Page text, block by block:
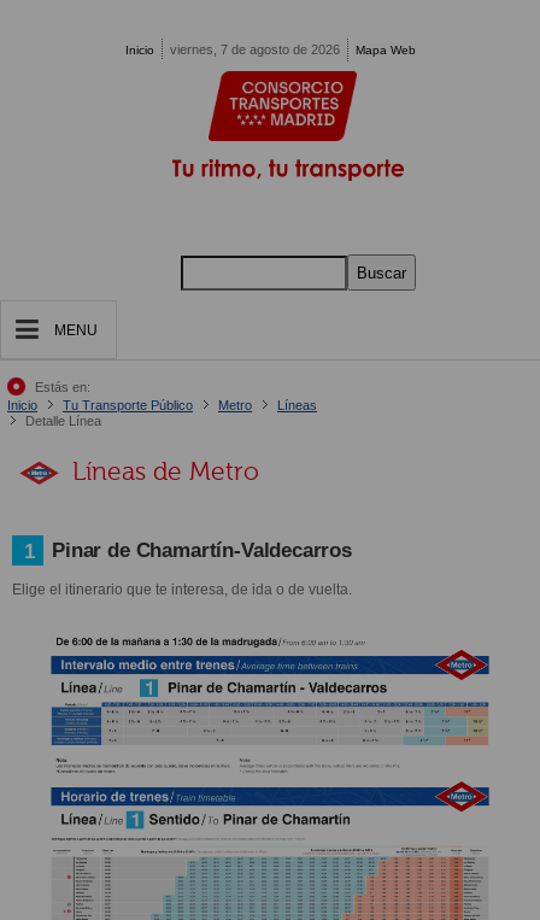
Inicio viernes, 7 de agosto de 2026 Mapa Web
Buscar
MENU
Estás en:
Inicio
Tu Transporte Público Metro
Líneas
Detalle Línea
Líneas de Metro
1 Pinar de Chamartín-Valdecarros
Elige el itinerario que te interesa, de ida o de vuelta.